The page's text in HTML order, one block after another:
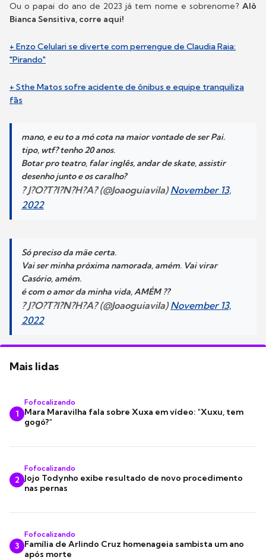
Ou o papai do ano de 2023 já tem nome e sobrenome? Alô
Bianca Sensitiva, corre aqui!
+ Enzo Celulari se diverte com perrengue de Claudia Raia:
"Pirando"
+ Sthe Matos sofre acidente de ônibus e equipe tranquiliza
fãs
mano, e eu to a mó cota na maior vontade de ser Pai.
tipo, wtf? tenho 20 anos.
Botar pro teatro, falar inglês, andar de skate, assistir
desenho junto e os caralho?
? J?O?T?I?N?H?A? (@Joaoguiavila) November 13,
2022
Só preciso da mãe certa.
Vai ser minha próxima namorada, amém. Vai virar
Casório, amém.
é com o amor da minha vida, AMÉM ??
? J?O?T?I?N?H?A? (@Joaoguiavila) November 13,
2022
Mais lidas
1
Fofocalizando
Mara Maravilha fala sobre Xuxa em vídeo: "Xuxu, tem
gogó?"
2
Fofocalizando
Jojo Todynho exibe resultado de novo procedimento
nas pernas
3
Fofocalizando
Família de Arlindo Cruz homenageia sambista um ano
após morte